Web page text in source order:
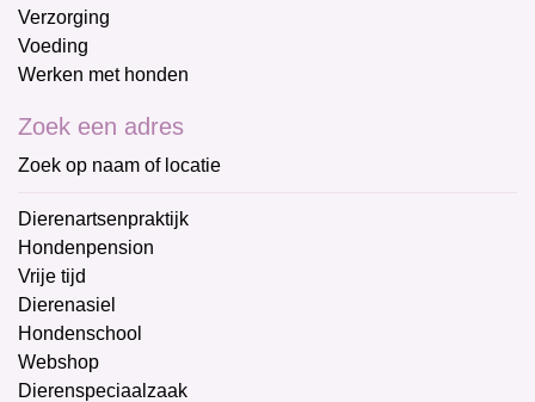
Verzorging
Voeding
Werken met honden
Zoek een adres
Zoek op naam of locatie
Dierenartsenpraktijk
Hondenpension
Vrije tijd
Dierenasiel
Hondenschool
Webshop
Dierenspeciaalzaak